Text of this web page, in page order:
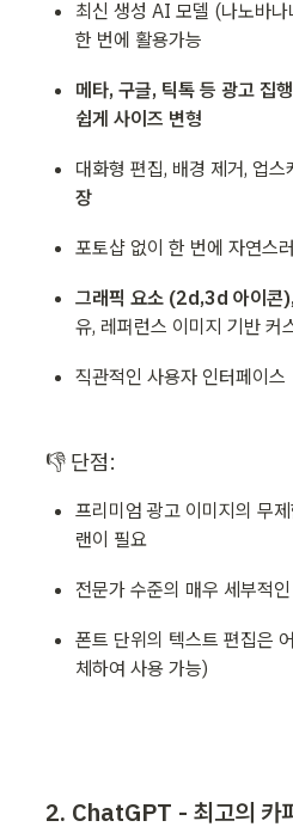
최신 생성 AI 모델 (나노바
한 번에 활용가능
메타, 구글, 틱톡 등 광고 집
쉽게 사이즈 변형
대화형 편집, 배경 제거, 업
장
포토샵 없이 한 번에 자연스
그래픽 요소 (2d,3d 아이콘
유, 레퍼런스 이미지 기반 커
직관적인 사용자 인터페이스
👎 단점:
프리미엄 광고 이미지의 무
랜이 필요
전문가 수준의 매우 세부적
폰트 단위의 텍스트 편집은
체하여 사용 가능)
2. ChatGPT - 최고의 카